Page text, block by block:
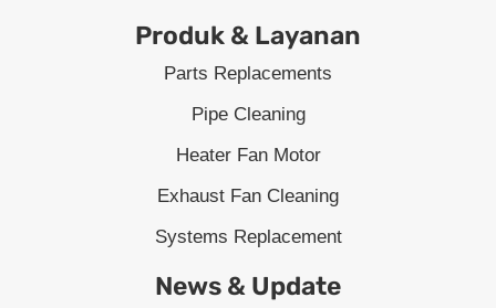
Produk & Layanan
Parts Replacements
Pipe Cleaning
Heater Fan Motor
Exhaust Fan Cleaning
Systems Replacement
News & Update